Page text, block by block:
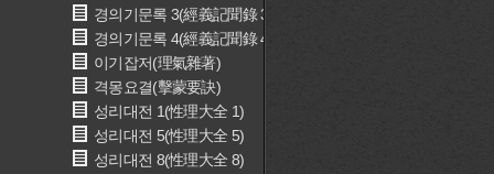
경의기문록 3(經義記聞錄 3)
경의기문록 4(經義記聞錄 4)
이기잡저(理氣雜著)
격몽요결(擊蒙要訣)
성리대전 1(性理大全 1)
성리대전 5(性理大全 5)
성리대전 8(性理大全 8)